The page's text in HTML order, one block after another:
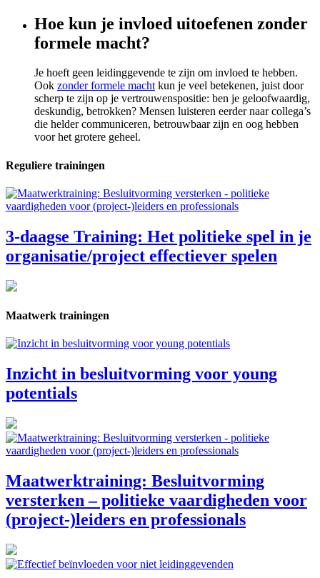
Hoe kun je invloed uitoefenen zonder
formele macht?
Je hoeft geen leidinggevende te zijn om invloed te hebben.
Ook zonder formele machtkun je veel betekenen, juist door
scherp te zijn op je vertrouwenspositie: ben je geloofwaardig,
deskundig, betrokken? Mensen luisteren eerder naar collega’s
die helder communiceren, betrouwbaar zijn en oog hebben
voor het grotere geheel.
Reguliere trainingen
3-daagse Training: Het politieke spel in je
organisatie/project effectiever spelen
Maatwerk trainingen
Inzicht in besluitvorming voor young
potentials
Maatwerktraining: Besluitvorming
versterken – politieke vaardigheden voor
(project-)leiders en professionals